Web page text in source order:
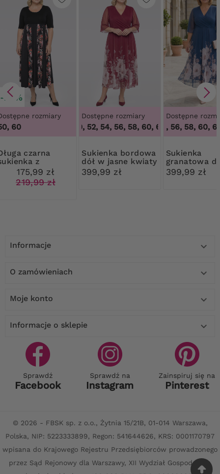
-20%
rozmiary
60
z
w kwiaty
175,99 zł
219,99 zł
Dostępne rozmiary
48, 50, 52, 54, 56, 58, 60, 62, 64,48, 50,
Sukienka bordowa
dół w jasne kwiaty
399,99 zł
Dostępne
52, 54, 56, 58, 60, 62
Sukienka
granatowa
jasne kwiaty
399,99 zł
Informacje 
O zamówieniach 
Moje konto 
Informacje o sklepie 
Sprawdź
Facebook
Sprawdź na
Instagram
Zainspiruj się na
Pinterest
© 2026 - FBSK sp. z o.o., Żytnia 15/21B, 01-014 Warszawa,
Polska, NIP: 5223333899, Regon: 541644626, KRS: 0001170797
wpisana do Krajowego Rejestru Przedsiębiorców prowadzonego
przez Sąd Rejonowy dla Warszawy, XII Wydział Gospodarczy,